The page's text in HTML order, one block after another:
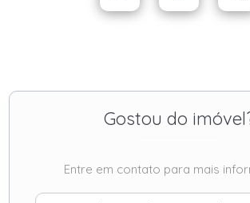
Gostou do
Entre em contato para mais